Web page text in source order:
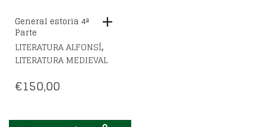
General estoria 4ª
Parte
LITERATURA ALFONSÍ,
LITERATURA MEDIEVAL
€150,00